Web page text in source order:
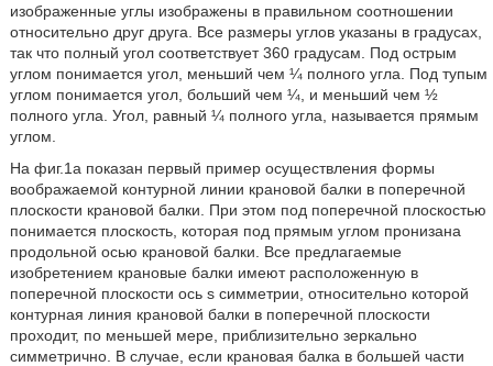
изображенные углы изображены в правильном соотношении
относительно друг друга. Все размеры углов указаны в градусах,
так что полный угол соответствует 360 градусам. Под острым
углом понимается угол, меньший чем ¼ полного угла. Под тупым
углом понимается угол, больший чем ¼, и меньший чем ½
полного угла. Угол, равный ¼ полного угла, называется прямым
углом.
На фиг.1a показан первый пример осуществления формы
воображаемой контурной линии крановой балки в поперечной
плоскости крановой балки. При этом под поперечной плоскостью
понимается плоскость, которая под прямым углом пронизана
продольной осью крановой балки. Все предлагаемые
изобретением крановые балки имеют расположенную в
поперечной плоскости ось s симметрии, относительно которой
контурная линия крановой балки в поперечной плоскости
проходит, по меньшей мере, приблизительно зеркально
симметрично. В случае, если крановая балка в большей части